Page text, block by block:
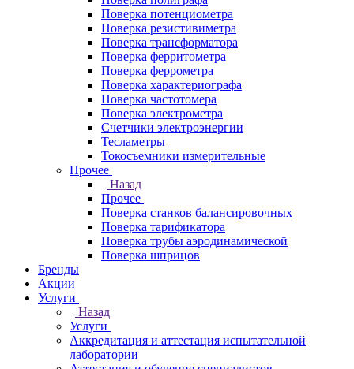
Поверка потенциометра
Поверка резистивиметра
Поверка трансформатора
Поверка ферритометра
Поверка феррометра
Поверка характериографа
Поверка частотомера
Поверка электрометра
Счетчики электроэнергии
Тесламетры
Токосъемники измерительные
Прочее
Назад
Прочее
Поверка станков балансировочных
Поверка тарификатора
Поверка трубы аэродинамической
Поверка шприцов
Бренды
Акции
Услуги
Назад
Услуги
Аккредитация и аттестация испытательной
лаборатории